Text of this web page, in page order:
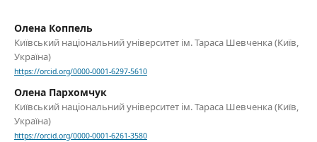
Олена Коппель
Київський національний університет ім. Тараса Шевченка (Київ,
Україна)
https://orcid.org/0000-0001-6297-5610
Олена Пархомчук
Київський національний університет ім. Тараса Шевченка (Київ,
Україна)
https://orcid.org/0000-0001-6261-3580